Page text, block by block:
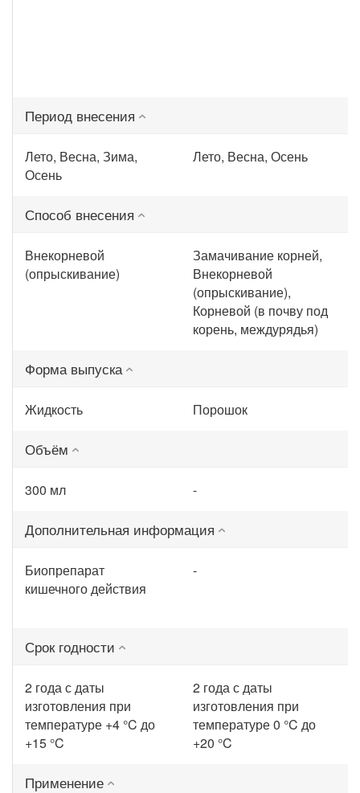
Период внесения
Лето, Весна, Зима,
Осень
Лето, Весна, Осень
Способ внесения
Внекорневой
(опрыскивание)
Замачивание корней,
Внекорневой
(опрыскивание),
Корневой (в почву под
корень, междурядья)
Форма выпуска
Жидкость Порошок
Объём
300 мл -
Дополнительная информация
Биопрепарат
кишечного действия
-
Срок годности
2 года с даты
изготовления при
температуре +4 °C до
+15 °C
2 года с даты
изготовления при
температуре 0 °C до
+20 °C
Применение